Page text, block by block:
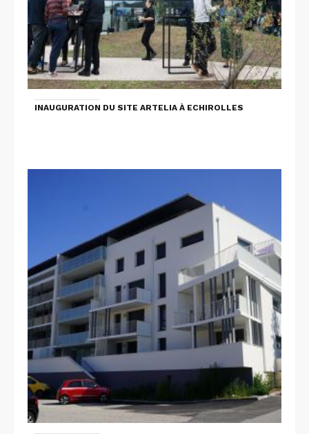
INAUGURATION DU SITE ARTELIA À ECHIROLLES